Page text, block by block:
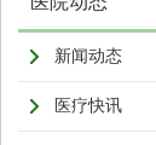
新闻动态
医疗快讯